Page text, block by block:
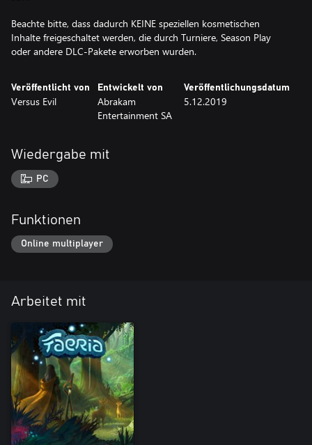
Beachte bitte, dass dadurch KEINE speziellen kosmetischen
Inhalte freigeschaltet werden, die durch Turniere, Season Play
oder andere DLC-Pakete erworben wurden.
Veröffentlicht von
Versus Evil
Entwickelt von
Abrakam
Entertainment SA
Veröffentlichungsdatum
5.12.2019
Wiedergabe mit
PC
Funktionen
Online multiplayer
Arbeitet mit